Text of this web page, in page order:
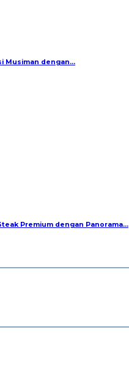
Musiman dengan…
Premium dengan Panorama…